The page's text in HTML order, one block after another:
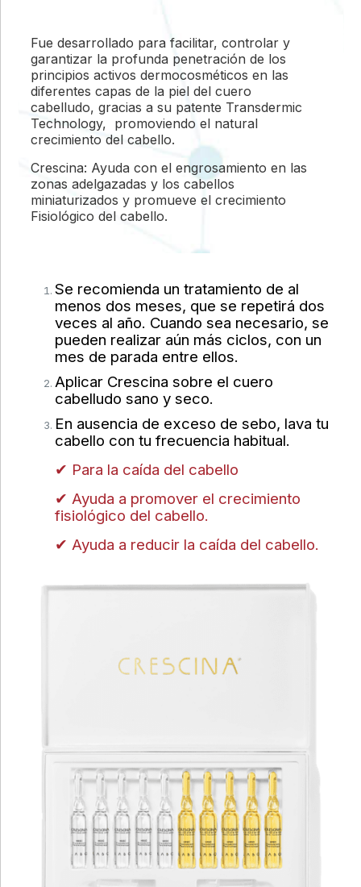
Fue desarrollado para facilitar, controlar y
garantizar la profunda penetración de los
principios activos dermocosméticos en las
diferentes capas de la piel del cuero
cabelludo, gracias a su patente Transdermic
Technology, promoviendo el natural
crecimiento del cabello.
Crescina: Ayuda con el engrosamiento en las
zonas adelgazadas y los cabellos
miniaturizados y promueve el crecimiento
Fisiológico del cabello.
Se recomienda un tratamiento de al
menos dos meses, que se repetirá dos
veces al año. Cuando sea necesario, se
pueden realizar aún más ciclos, con un
mes de parada entre ellos.
Aplicar Crescina sobre el cuero
cabelludo sano y seco.
En ausencia de exceso de sebo, lava tu
cabello con tu frecuencia habitual.
✔ Para la caída del cabello
✔ Ayuda a promover el crecimiento
fisiológico del cabello.
✔ Ayuda a reducir la caída del cabello.